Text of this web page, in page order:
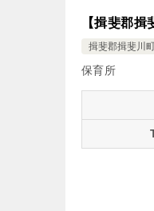
【揖斐郡
揖斐郡揖斐川
保育所